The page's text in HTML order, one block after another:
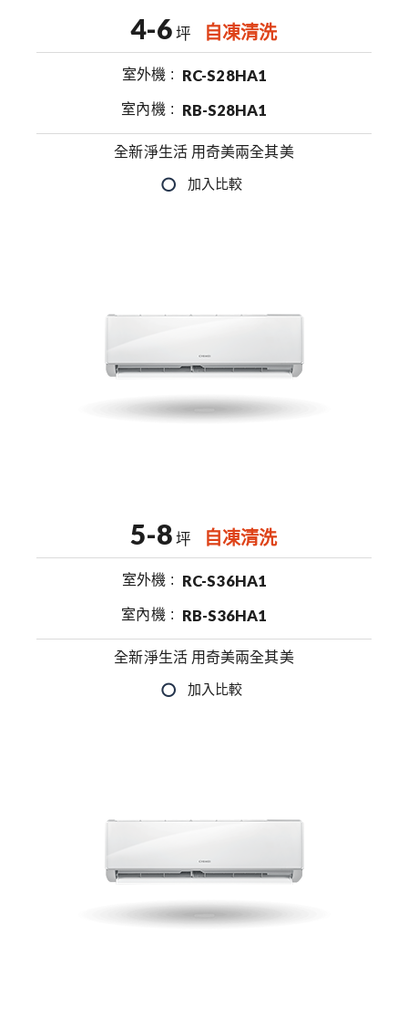
4-6 坪 自凍清洗
室外機 RC-S28HA1
室內機 RB-S28HA1
全新淨生活 用奇美兩全其美
5-8 坪 自凍清洗
室外機 RC-S36HA1
室內機 RB-S36HA1
全新淨生活 用奇美兩全其美